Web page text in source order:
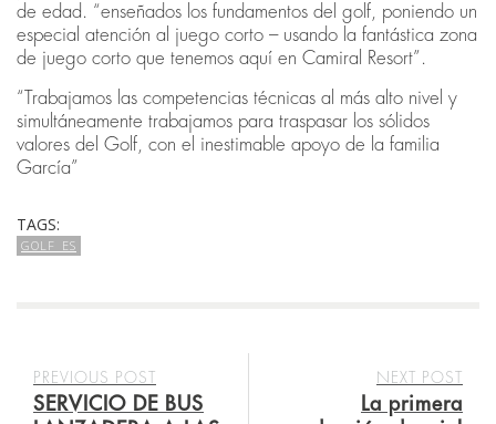
de edad. “enseñados los fundamentos del golf, poniendo un
especial atención al juego corto – usando la fantástica zona
de juego corto que tenemos aquí en Camiral Resort”.
“Trabajamos las competencias técnicas al más alto nivel y
simultáneamente trabajamos para traspasar los sólidos
valores del Golf, con el inestimable apoyo de la familia
García”
TAGS:
GOLF_ES
NEXT POST
La primera
PREVIOUS POST
SERVICIO DE BUS